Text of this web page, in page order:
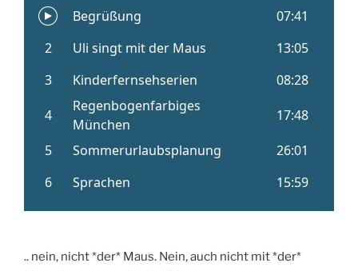
.. nein, nicht *der* Maus. Nein, auch nicht mit *der*